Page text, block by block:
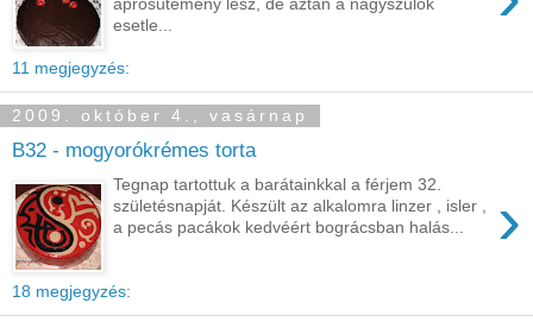
esetle...
11 megjegyzés:
2009. október 4., vasárnap
B32 - mogyorókrémes torta
›
Tegnap tartottuk a barátainkkal a férjem 32.
születésnapját. Készült az alkalomra linzer , isler ,
a pecás pacákok kedvéért bográcsban halás...
18 megjegyzés: